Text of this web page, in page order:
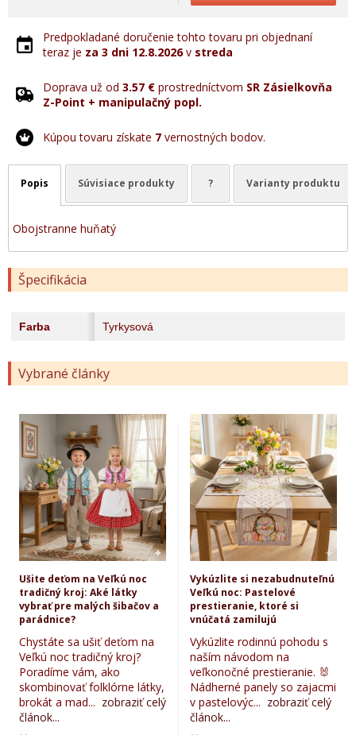
Predpokladané doručenie tohto tovaru pri objednaní
teraz je za 3 dni 12.8.2026v streda
Doprava už od 3.57 € prostredníctvom SR Zásielkovňa
Z-Point + manipulačný popl.
Kúpou tovaru získate 7 vernostných bodov.
Popis Súvisiace produkty ? Varianty produktu
Obojstranne huňatý
Špecifikácia
Farba Tyrkysová
Vybrané články
Ušite deťom na Veľkú noc
tradičný kroj: Aké látky
vybrať pre malých šibačov a
parádnice?
Chystáte sa ušiť deťom na
Veľkú noc tradičný kroj?
Poradíme vám, ako
skombinovať folklórne látky,
brokát a mad... zobraziť celý
článok...
Vykúzlite si nezabudnuteľnú
Veľkú noc: Pastelové
prestieranie, ktoré si
vnúčatá zamilujú
Vykúzlite rodinnú pohodu s
naším návodom na
veľkonočné prestieranie. 🐰
Nádherné panely so zajacmi
v pastelovýc... zobraziť celý
článok...